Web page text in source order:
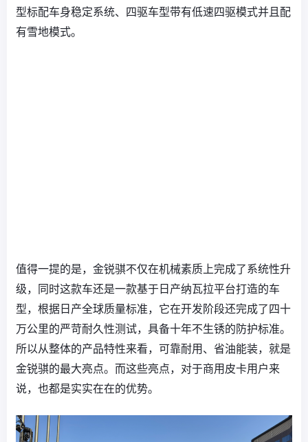
型标配车身稳定系统、四驱车型带有低速四驱模式并且配
有雪地模式。
值得一提的是，金锐骐不仅在机械素质上完成了系统性升
级，同时这款车还是一款基于日产纳瓦拉平台打造的车
型，根据日产全球质量标准，它在开发阶段还完成了四十
万公里的严苛耐久性测试，具备十年不生锈的防护标准。
所以从整体的产品特性来看，可靠耐用、省油能装，就是
金锐骐的最大亮点。而这些亮点，对于商用皮卡用户来
说，也都是实实在在的优势。